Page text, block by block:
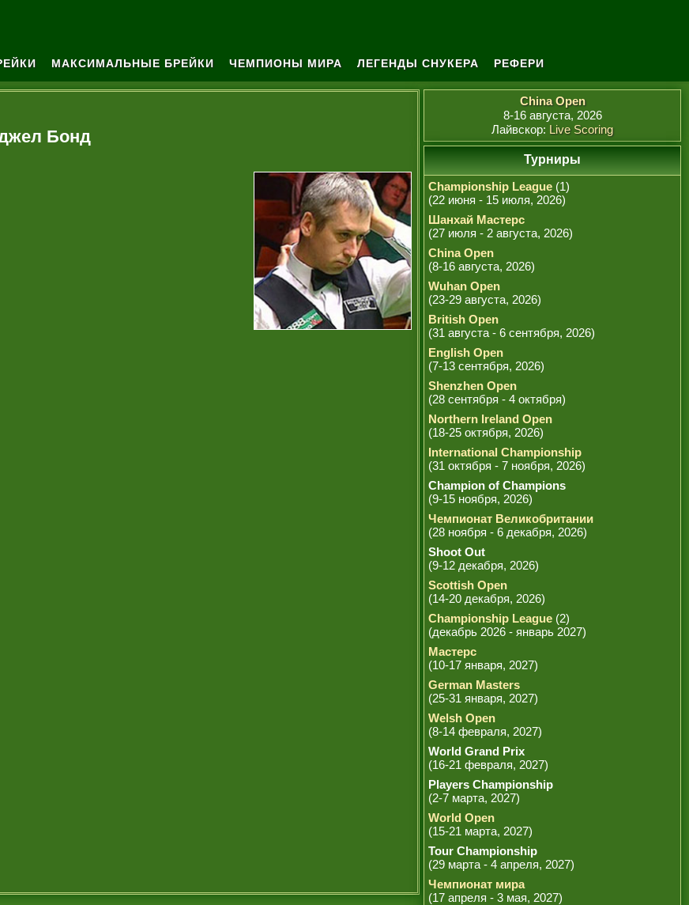
МАКСИМАЛЬНЫЕ БРЕЙКИ ЧЕМПИОНЫ МИРА ЛЕГЕНДЫ СНУКЕРА РЕФЕРИ
Бонд
China Open
8-16 августа, 2026
Лайвскор: Live Scoring
Турниры
Championship League (1)
(22 июня - 15 июля, 2026)
Шанхай Мастерс
(27 июля - 2 августа, 2026)
China Open
(8-16 августа, 2026)
Wuhan Open
(23-29 августа, 2026)
British Open
(31 августа - 6 сентября, 2026)
English Open
(7-13 сентября, 2026)
Shenzhen Open
(28 сентября - 4 октября)
Northern Ireland Open
(18-25 октября, 2026)
International Championship
(31 октября - 7 ноября, 2026)
Champion of Champions
(9-15 ноября, 2026)
Чемпионат Великобритании
(28 ноября - 6 декабря, 2026)
Shoot Out
(9-12 декабря, 2026)
Scottish Open
(14-20 декабря, 2026)
Championship League (2)
(декабрь 2026 - январь 2027)
Мастерс
(10-17 января, 2027)
German Masters
(25-31 января, 2027)
Welsh Open
(8-14 февраля, 2027)
World Grand Prix
(16-21 февраля, 2027)
Players Championship
(2-7 марта, 2027)
World Open
(15-21 марта, 2027)
Tour Championship
(29 марта - 4 апреля, 2027)
Чемпионат мира
(17 апреля - 3 мая, 2027)